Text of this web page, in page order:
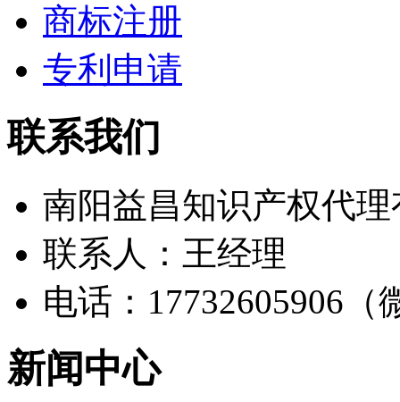
商标注册
专利申请
联系我们
南阳益昌知识产权代
联系人：王经理
电话：17732605906（
新闻中心